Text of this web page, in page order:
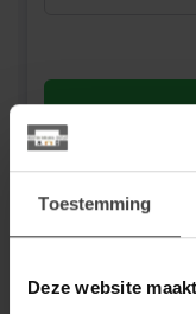
Toestemming
Deze website